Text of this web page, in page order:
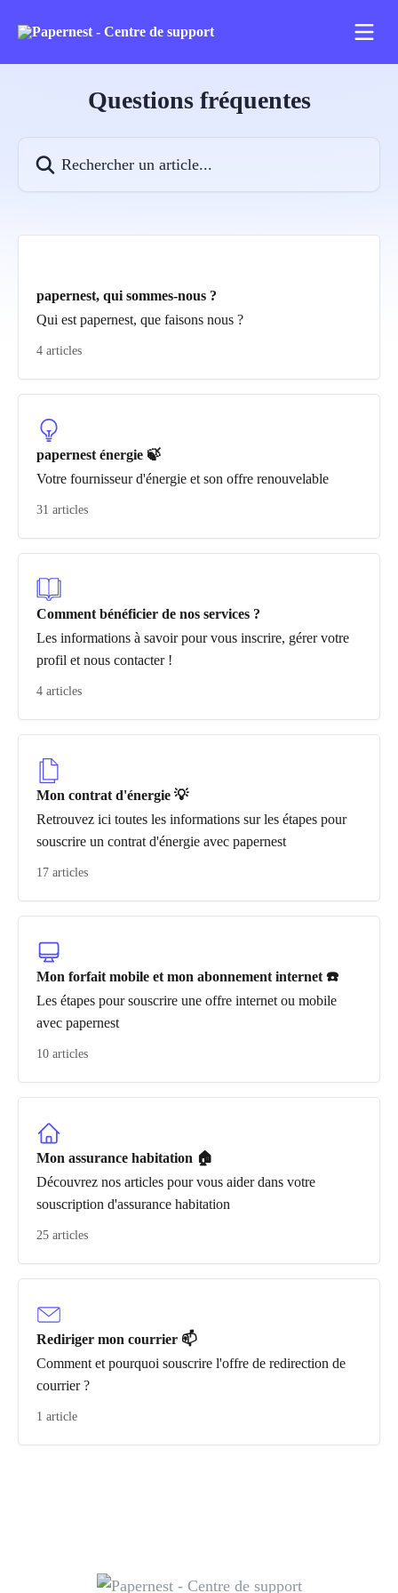
Questions fréquentes
papernest, qui sommes-nous ?
Qui est papernest, que faisons nous ?
4 articles
papernest énergie 🍃
Votre fournisseur d'énergie et son offre renouvelable
31 articles
Comment bénéficier de nos services ?
Les informations à savoir pour vous inscrire, gérer votre
profil et nous contacter !
4 articles
Mon contrat d'énergie 💡
Retrouvez ici toutes les informations sur les étapes pour
souscrire un contrat d'énergie avec papernest
17 articles
Mon forfait mobile et mon abonnement internet ☎️
Les étapes pour souscrire une offre internet ou mobile
avec papernest
10 articles
Mon assurance habitation 🏠
Découvrez nos articles pour vous aider dans votre
souscription d'assurance habitation
25 articles
Rediriger mon courrier 📫
Comment et pourquoi souscrire l'offre de redirection de
courrier ?
1 article